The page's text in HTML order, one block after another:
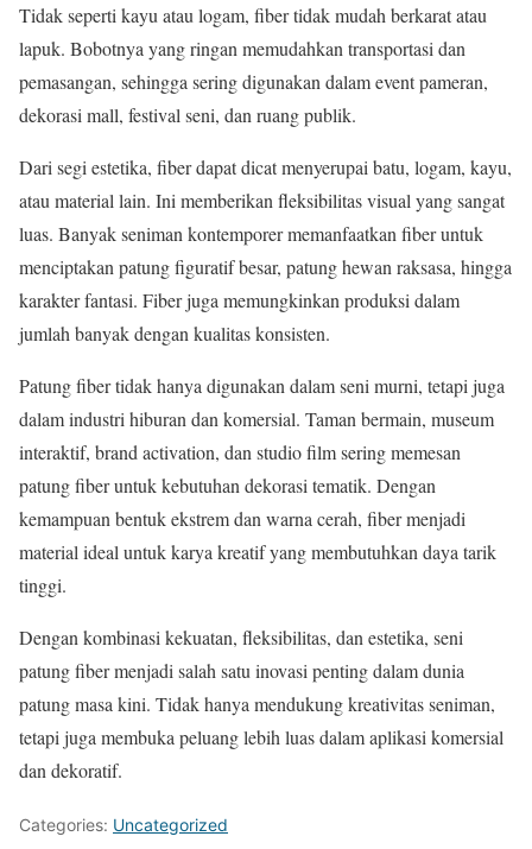
Tidak seperti kayu atau logam, fiber tidak mudah berkarat atau
lapuk. Bobotnya yang ringan memudahkan transportasi dan
pemasangan, sehingga sering digunakan dalam event pameran,
dekorasi mall, festival seni, dan ruang publik.
Dari segi estetika, fiber dapat dicat menyerupai batu, logam, kayu,
atau material lain. Ini memberikan fleksibilitas visual yang sangat
luas. Banyak seniman kontemporer memanfaatkan fiber untuk
menciptakan patung figuratif besar, patung hewan raksasa, hingga
karakter fantasi. Fiber juga memungkinkan produksi dalam
jumlah banyak dengan kualitas konsisten.
Patung fiber tidak hanya digunakan dalam seni murni, tetapi juga
dalam industri hiburan dan komersial. Taman bermain, museum
interaktif, brand activation, dan studio film sering memesan
patung fiber untuk kebutuhan dekorasi tematik. Dengan
kemampuan bentuk ekstrem dan warna cerah, fiber menjadi
material ideal untuk karya kreatif yang membutuhkan daya tarik
tinggi.
Dengan kombinasi kekuatan, fleksibilitas, dan estetika, seni
patung fiber menjadi salah satu inovasi penting dalam dunia
patung masa kini. Tidak hanya mendukung kreativitas seniman,
tetapi juga membuka peluang lebih luas dalam aplikasi komersial
dan dekoratif.
Categories: Uncategorized